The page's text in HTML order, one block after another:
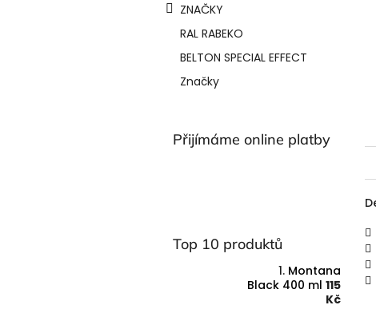
ZNAČKY
RAL RABEKO
BELTON SPECIAL EFFECT
Značky
Přijímáme online platby
Top 10 produktů
Montana
Black 400 ml 115
Kč